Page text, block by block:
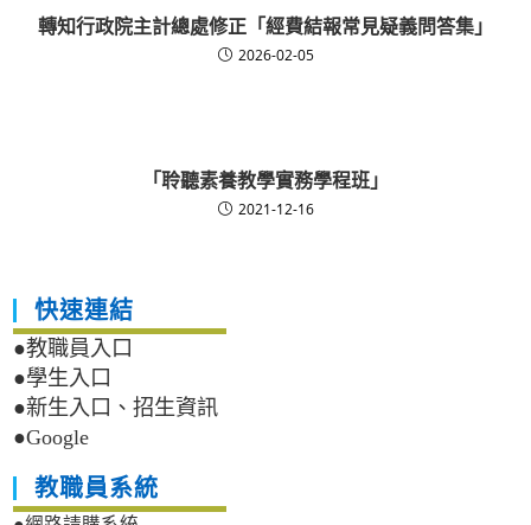
轉知行政院主計總處修正「經費結報常見疑義問答集」
2026-02-05
「聆聽素養教學實務學程班」
2021-12-16
快速連結
●教職員入口
●學生入口
●新生入口、招生資訊
●Google
教職員系統